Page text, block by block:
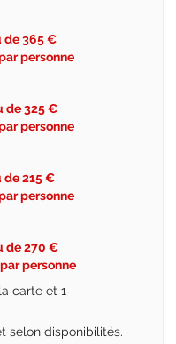
de 365 €
personne
de 325 €
personne
de 215 €
personne
de 270 €
personne
carte et 1
selon disponibilités.